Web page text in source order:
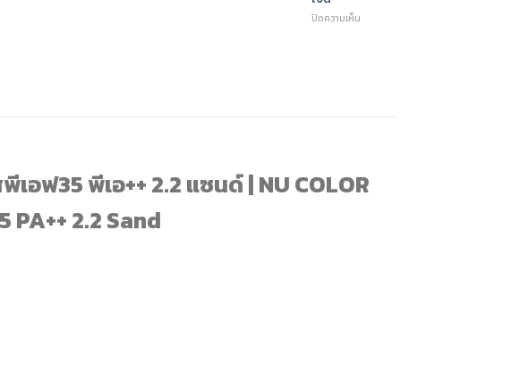
ปิดความเห็น
อิสระ
ทางการ
อฟ35 พีเอ++ 2.2 แซนด์ | NU COLOR
PA++ 2.2 Sand